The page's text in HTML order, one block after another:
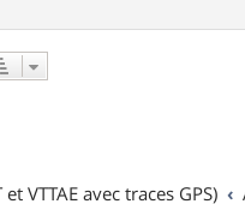
VTTAE avec traces GPS)